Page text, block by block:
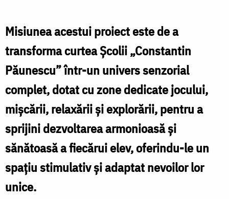
pentru
amenajarea
unui
teren
senzorial
destinat
copiilor
cu
dizabilități
din
Misiunea acestui proiect este de a
transforma curtea Școlii „Constantin
Păunescu” într-un univers senzorial
complet, dotat cu zone dedicate jocului,
mișcării, relaxării și explorării, pentru a
sprijini dezvoltarea armonioasă și
sănătoasă a fiecărui elev, oferindu-le un
spațiu stimulativ și adaptat nevoilor lor
unice.